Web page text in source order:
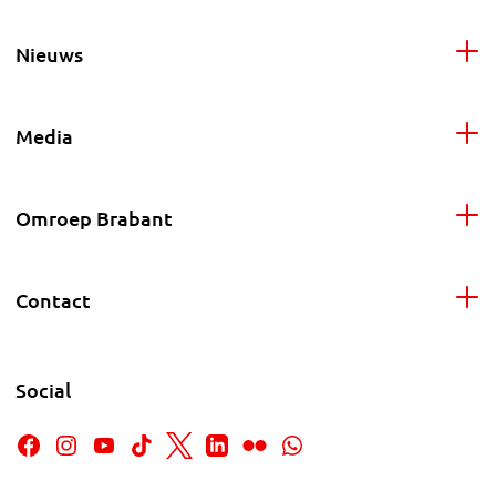
Nieuws
Media
Omroep Brabant
Contact
Social